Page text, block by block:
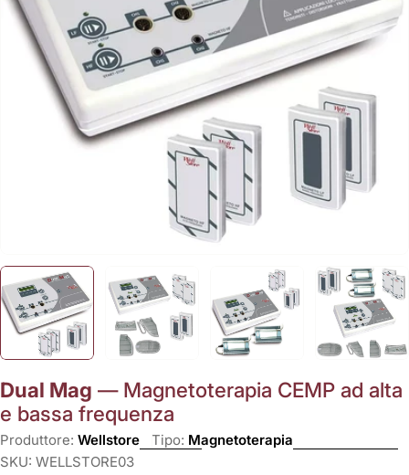
Apri supporto 2 in modalità modale
Dual Mag — Magnetoterapia CEMP ad alta
e bassa frequenza
Produttore: Wellstore Tipo: Magnetoterapia
SKU: WELLSTORE03